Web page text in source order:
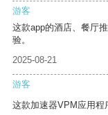
游客
这款app的酒店、餐厅
验。
2025-08-21
游客
这款加速器VPM应用程